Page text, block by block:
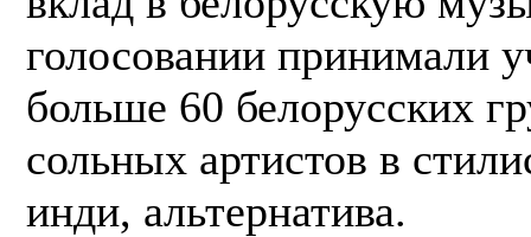
голосовании принимали
больше 60 белорусских
сольных артистов в
инди, альтернатива.